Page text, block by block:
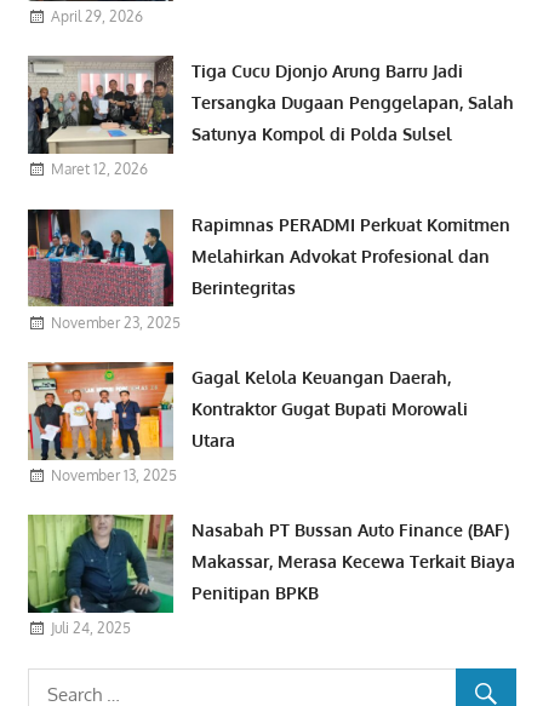
April 29, 2026
Tiga Cucu Djonjo Arung Barru Jadi
Tersangka Dugaan Penggelapan, Salah
Satunya Kompol di Polda Sulsel
Maret 12, 2026
Rapimnas PERADMI Perkuat Komitmen
Melahirkan Advokat Profesional dan
Berintegritas
November 23, 2025
Gagal Kelola Keuangan Daerah,
Kontraktor Gugat Bupati Morowali
Utara
November 13, 2025
Nasabah PT Bussan Auto Finance (BAF)
Makassar, Merasa Kecewa Terkait Biaya
Penitipan BPKB
Juli 24, 2025